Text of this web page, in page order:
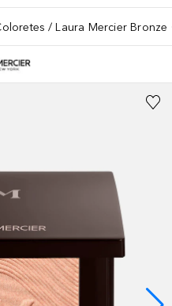
Laura Mercier